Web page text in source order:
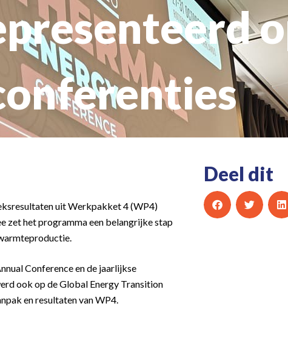
uit Werkpakket 4 (WP4)
zet het programma een belangrijke stap
Conference en de jaarlijkse
ook op de Global Energy Transition
en resultaten van WP4.
Deel dit